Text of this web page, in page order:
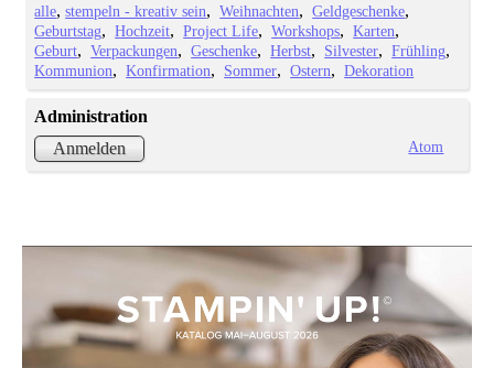
alle stempeln - kreativ sein Weihnachten
Geldgeschenke
Geburtstag
Hochzeit Project Life Workshops
Karten
Geburt
Verpackungen Geschenke Herbst Silvester
Frühling
Kommunion
Konfirmation Sommer Ostern Dekoration
Administration
Anmelden
Atom